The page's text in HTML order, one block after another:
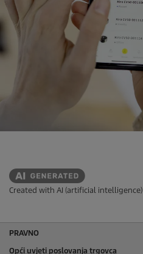
Created with AI (artificial intelligence)
PRAVNO
Opći uvjeti poslovanja trgovca